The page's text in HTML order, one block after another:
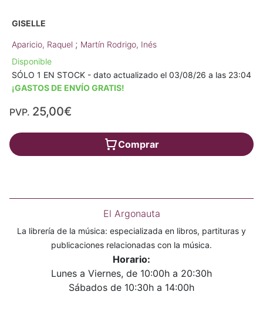
GISELLE
Aparicio, Raquel ; Martín Rodrigo, Inés
Disponible
SÓLO 1 EN STOCK - dato actualizado el 03/08/26 a las 23:04
¡GASTOS DE ENVÍO GRATIS!
PVP. 25,00€
Comprar
El Argonauta
La librería de la música: especializada en libros, partituras y
publicaciones relacionadas con la música.
Horario:
Lunes a Viernes, de 10:00h a 20:30h
Sábados de 10:30h a 14:00h